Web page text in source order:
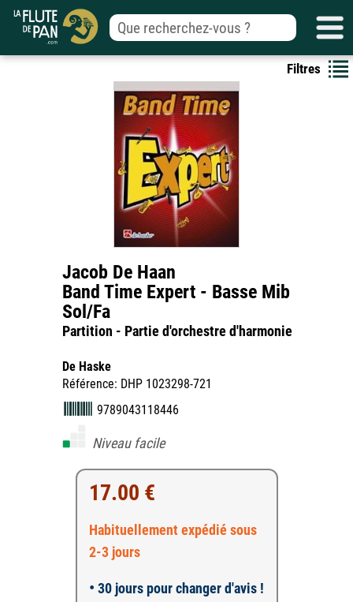
Filtres
Jacob De Haan
Band Time Expert - Basse Mib
Sol/Fa
Partition - Partie d'orchestre d'harmonie
De Haske
Référence: DHP 1023298-721
9789043118446
Niveau facile
17.00 €
Habituellement expédié sous
2-3 jours
• 30 jours pour changer d'avis !